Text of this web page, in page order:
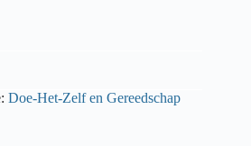
Doe-Het-Zelf en Gereedschap